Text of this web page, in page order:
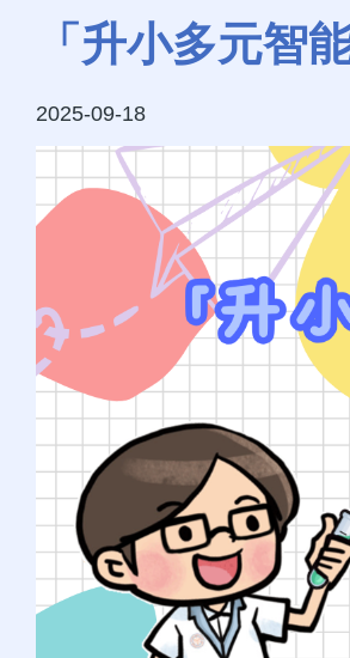
結
「升小多元智
2025-09-18